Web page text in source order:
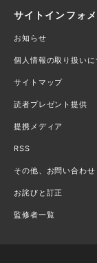
サイトインフォ
お知らせ
個人情報の取り扱いに
サイトマップ
読者プレゼント提供
提携メディア
RSS
その他、お問い合わせ
お詫びと訂正
監修者一覧